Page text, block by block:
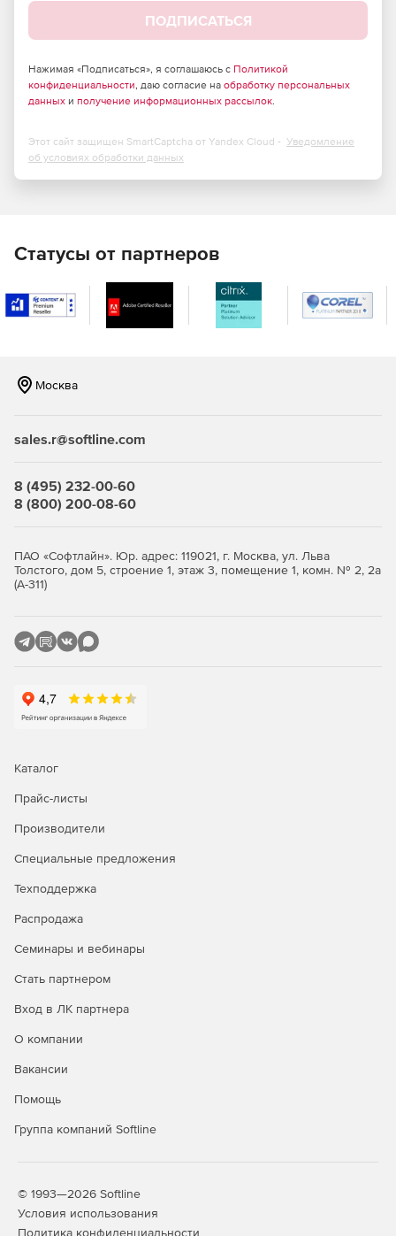
Удаленное включение рабочих станций Wake On Lan
перед развертыванием.
Установка и выполнение с рабочих станций.
ПОДПИСАТЬСЯ
Нажимая «Подписаться», я соглашаюсь с Политикой
конфиденциальности, даю согласие на обработку персональных
данных и получение информационных рассылок.
Этот сайт защищен SmartCaptcha от Yandex Cloud - Уведомление
об условиях обработки данных
Статусы от партнеров
Москва
sales.r@softline.com
8 (495) 232-00-60
8 (800) 200-08-60
ПАО «Софтлайн». Юр. адрес: 119021, г. Москва, ул. Льва
Толстого, дом 5, строение 1, этаж 3, помещение 1, комн. № 2, 2а
(А-311)
Каталог
Прайс-листы
Производители
Специальные предложения
Техподдержка
Распродажа
Семинары и вебинары
Стать партнером
Вход в ЛК партнера
О компании
Вакансии
Помощь
Группа компаний Softline
© 1993—2026 Softline
Условия использования
Политика конфиденциальности